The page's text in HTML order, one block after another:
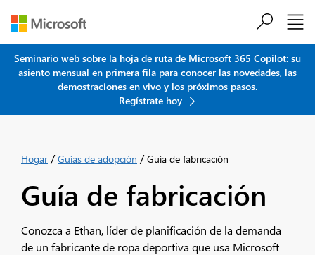
Seminario web sobre la hoja de ruta de Microsoft 365 Copilot: su
asiento mensual en primera fila para conocer las novedades, las
demostraciones en vivo y los próximos pasos.
Regístrate hoy
Hogar /Guías de adopción /Guía de fabricación
Guía de fabricación
Conozca a Ethan, líder de planificación de la demanda
de un fabricante de ropa deportiva que usa Microsoft